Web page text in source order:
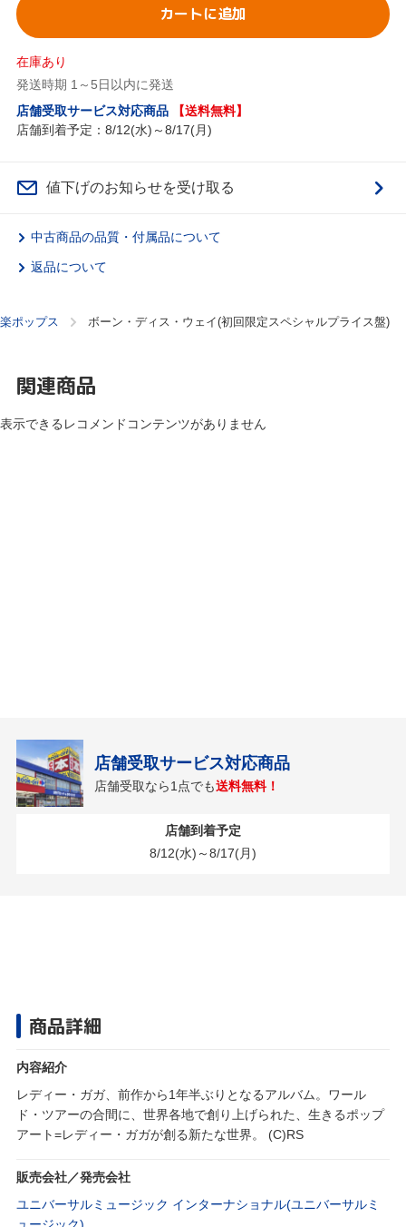
カートに追加
在庫あり
発送時期 1～5日以内に発送
店舗受取サービス対応商品
【送料無料】
店舗到着予定：8/12(水)～8/17(月)
値下げのお知らせを受け取る
中古商品の品質・付属品について
返品について
ポップス ボーン・ディス・ウェイ(初回限定スペシャルプライス盤)
関連商品
表示できるレコメンドコンテンツがありません
店舗受取サービス対応商品
店舗受取なら1点でも送料無料！
店舗到着予定
8/12(水)～8/17(月)
商品詳細
内容紹介
レディー・ガガ、前作から1年半ぶりとなるアルバム。ワール
ド・ツアーの合間に、世界各地で創り上げられた、生きるポップ
アート=レディー・ガガが創る新たな世界。 (C)RS
販売会社／発売会社
ユニバーサルミュージック インターナショナル(ユニバーサルミ